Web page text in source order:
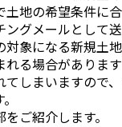
土地の希望条件に
グメールとして送
対象になる新規土
れる場合がありま
しまいますので
ご紹介します。